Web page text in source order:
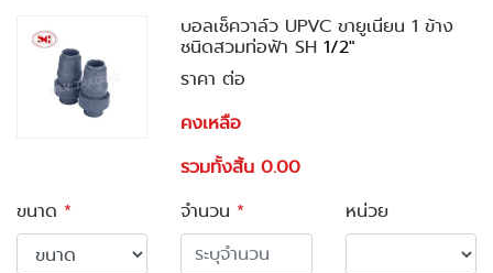
บอลเช็ควาล์ว UPVC ขายูเนียน 1 ข้าง
ชนิดสวมท่อฟ้า SH1/2"
ราคา ต่อ
คงเหลือ
รวมทั้งสิ้น 0.00
ขนาด * จำนวน * หน่วย